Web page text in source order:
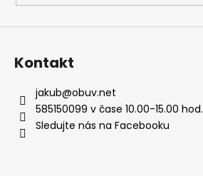
ý
p
Kontakt
jakub@obuv.net
585150099 v čase 10.00-15.00 hod.
Sledujte nás na Facebooku